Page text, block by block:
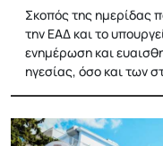
Σκοπός της ημερίδας
την ΕΑΔ και το
ενημέρωση και
ηγεσίας, όσο και των